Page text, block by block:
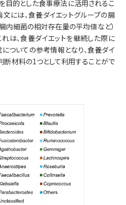
目的とした食事療法に活用されるこ
には、食養ダイエットグループの腸
内細菌の相対存在量の平均値など）
れは、食養ダイエットを継続した際に
ついての参考情報となり、食養ダイ
断材料の1つとして利用することがで